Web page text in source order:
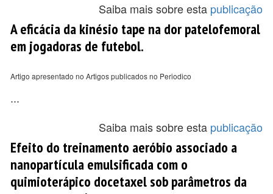
Saiba mais sobre esta publicação
A eficácia da kinésio tape na dor patelofemoral
em jogadoras de futebol.
Artigo apresentado no Artigos publicados no Periodico
...
Saiba mais sobre esta publicação
Efeito do treinamento aeróbio associado a
nanopartícula emulsificada com o
quimioterápico docetaxel sob parâmetros da